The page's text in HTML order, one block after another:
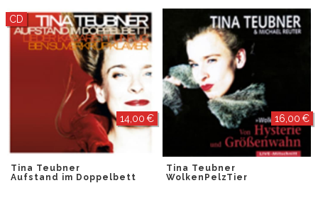
CD
14,00 €
Tina Teubner
Aufstand im Doppelbett
16,00 €
Tina Teubner
WolkenPelzTier